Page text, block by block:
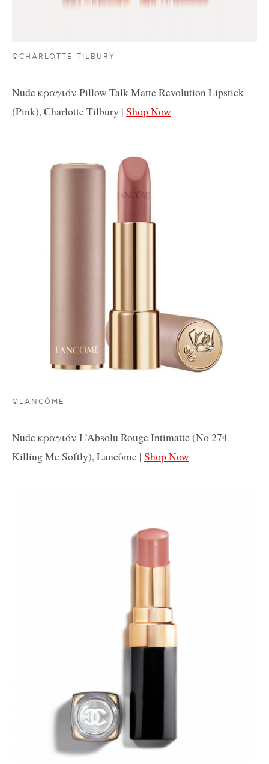
©CHARLOTTE TILBURY
Nude κραγιόν Pillow Talk Matte Revolution Lipstick
(Pink), Charlotte Tilbury | Shop Now
©LANCÔME
Nude κραγιόν L’Absolu Rouge Intimatte (No 274
Killing Me Softly), Lancôme | Shop Now